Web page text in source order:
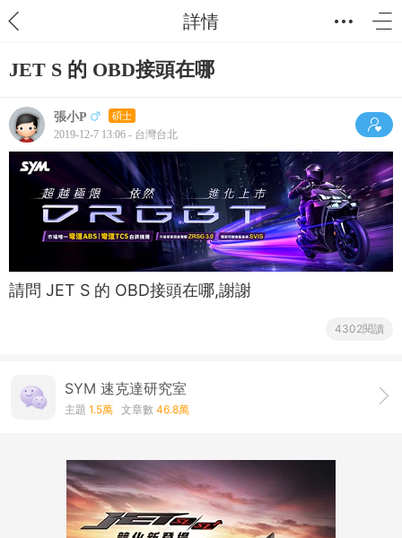
詳情
JET S 的 OBD接頭在哪
張小P 碩士
2019-12-7 13:06 - 台灣台北
請問 JET S 的 OBD接頭在哪,謝謝
4302閱讀
SYM 速克達研究室
主題 1.5萬 文章數 46.8萬